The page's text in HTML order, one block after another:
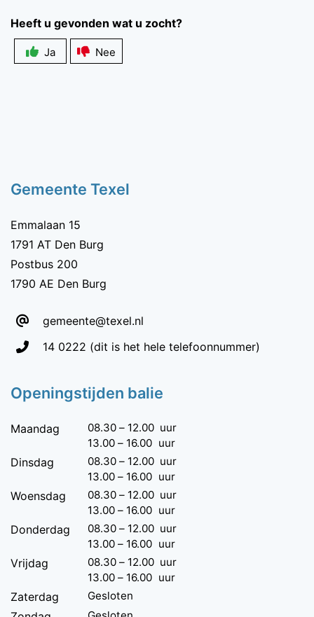
Heeft u gevonden wat u zocht?
Ja Nee
Gemeente Texel
Emmalaan 15
1791 AT Den Burg
Postbus 200
1790 AE Den Burg
gemeente@texel.nl
Telefoon:
14 0222 (dit is het hele telefoonnummer)
Openingstijden balie
Maandag 08.30 – 12.00 uur
13.00 – 16.00 uur
Dinsdag 08.30 – 12.00 uur
13.00 – 16.00 uur
Woensdag 08.30 – 12.00 uur
13.00 – 16.00 uur
Donderdag 08.30 – 12.00 uur
13.00 – 16.00 uur
Vrijdag 08.30 – 12.00 uur
13.00 – 16.00 uur
Zaterdag Gesloten